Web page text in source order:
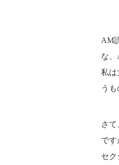
AM
な、
私は
う
さ
です
セ